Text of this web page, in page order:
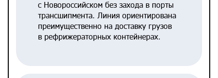
с Новороссийском без захода в порты
трансшипмента. Линия ориентирована
преимущественно на доставку грузов
в рефрижераторных контейнерах.